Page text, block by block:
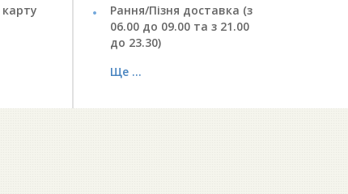
Рання/Пізня доставка (з
06.00 до 09.00 та з 21.00
до 23.30)
Ще ...